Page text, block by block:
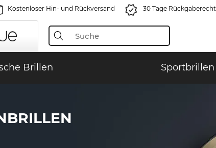
Kostenloser Hin- und Rückversand 30 Tage Rückgaberecht
Brillen Sportbrillen